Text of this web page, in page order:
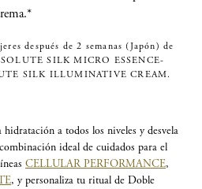
después de 2 semanas (Japón) de
SILK MICRO ESSENCE-
SILK ILLUMINATIVE CREAM.
a todos los niveles y desvela
ideal de cuidados para el
CELLULAR PERFORMANCE,
, y personaliza tu ritual de Doble